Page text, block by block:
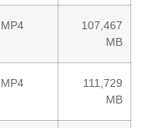
MP4
107,467
MB
MP4
111,729
MB